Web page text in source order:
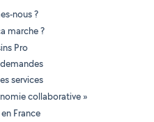
nous ?
marche ?
Pro
services
collaborative »
France